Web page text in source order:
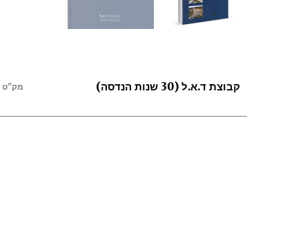
קבוצת ד.א.ל (30 שנות הנדסה) מק"ט